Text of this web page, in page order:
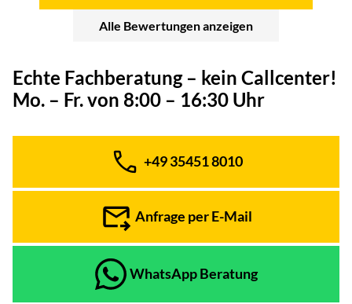
Alle Bewertungen anzeigen
Echte Fachberatung – kein Callcenter!
Mo. – Fr. von 8:00 – 16:30 Uhr
Telefon:
+49 35451 8010
Anfrage per E-Mail
WhatsApp Beratung